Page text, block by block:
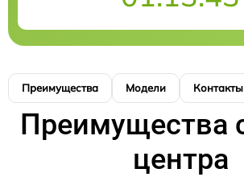
Преимущества Модели Контакты
Преимущества
центра